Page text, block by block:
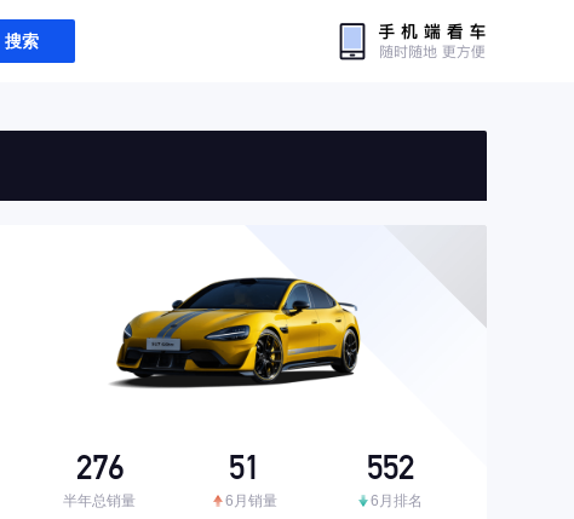
搜索
276
半年总销量
51
6月销量
552
6月排名